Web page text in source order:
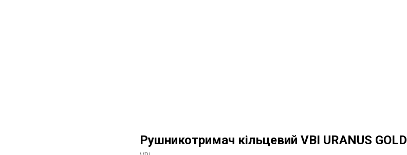
Рушникотримач кільцевий VBI URANUS GOLD